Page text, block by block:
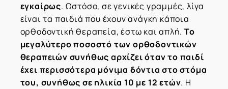
εγκαίρως. Ωστόσο, σε γενικές γραμμές, λίγα
είναι τα παιδιά που έχουν ανάγκη κάποια
ορθοδοντική θεραπεία, έστω και απλή. Το
μεγαλύτερο ποσοστό των ορθοδοντικών
θεραπειών συνήθως αρχίζει όταν το παιδί
έχει περισσότερα μόνιμα δόντια στο στόμα
του, συνήθως σε ηλικία 10 με 12 ετών. Η